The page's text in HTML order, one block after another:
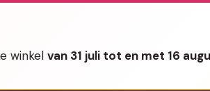
winkel van 31 juli tot en met 16